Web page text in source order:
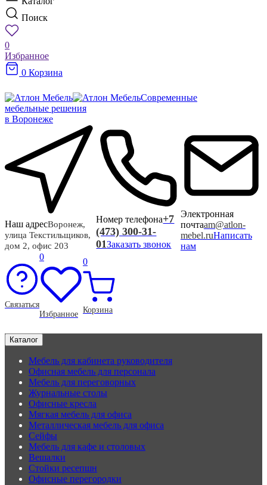
Поиск
0
Избранное
0 Корзина
Современные
мебельные решения
в Воронеже
Наш адресВоронеж,
улица Текстильщиков,
дом 2, офис 203
Номер телефона+7
(473) 300-31-
01Заказать звонок
Электронная
почтаam@atlon-
mebel.ruНаписать
нам
Связаться
0
Избранное
0
Корзина
Каталог
Мебель для кабинета руководителя
Офисная мебель для персонала
Мебель для переговорных
Журнальные столы
Офисные кресла
Мягкая мебель для офиса
Металлическая мебель для офиса
Сейфы
Мебель для кафе и столовых
Вешалки
Стойки ресепшн
Офисные перегородки